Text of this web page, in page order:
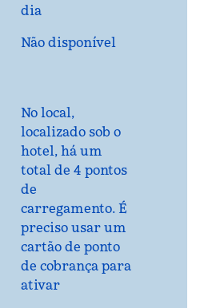
dia
Não disponível
No local,
localizado sob o
hotel, há um
total de 4 pontos
de
carregamento. É
preciso usar um
cartão de ponto
de cobrança para
ativar